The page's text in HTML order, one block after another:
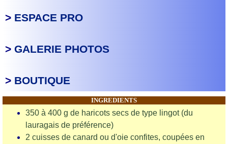
> ESPACE PRO
> GALERIE PHOTOS
> BOUTIQUE
INGREDIENTS
350 à 400 g de haricots secs de type lingot (du
lauragais de préférence)
2 cuisses de canard ou d'oie confites, coupées en